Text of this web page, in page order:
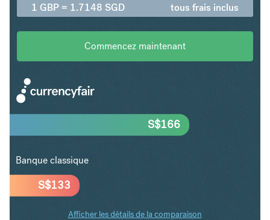
1 GBP = 1.7148 SGD tous frais inclus
Commencez maintenant
S$133
S$166
Banque classique
Afficher les détails de la comparaison